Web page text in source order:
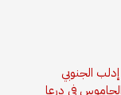
في درعا